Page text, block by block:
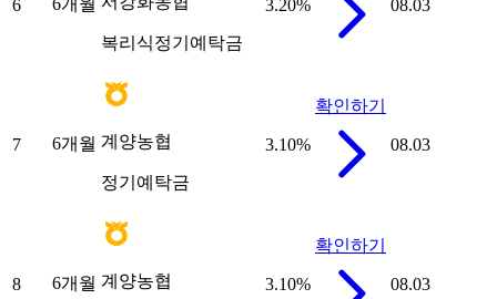
6
복리식정기예탁금
3.20% 08.03
7 6개월 계양농협
정기예탁금
3.10%
확인하기
08.03
8 6개월 계양농협 3.10%
확인하기
08.03